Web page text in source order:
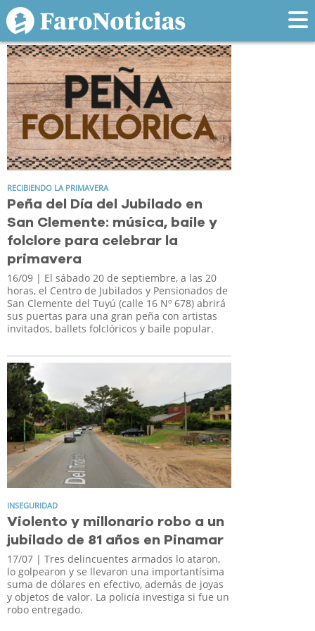
Tag: jubilado
RECIBIENDO LA PRIMAVERA
Peña del Día del Jubilado en
San Clemente: música, baile y
folclore para celebrar la
primavera
16/09 | El sábado 20 de septiembre, a las 20
horas, el Centro de Jubilados y Pensionados de
San Clemente del Tuyú (calle 16 Nº 678) abrirá
sus puertas para una gran peña con artistas
invitados, ballets folclóricos y baile popular.
INSEGURIDAD
Violento y millonario robo a un
jubilado de 81 años en Pinamar
17/07 | Tres delincuentes armados lo ataron,
lo golpearon y se llevaron una importantísima
suma de dólares en efectivo, además de joyas
y objetos de valor. La policía investiga si fue un
robo entregado.